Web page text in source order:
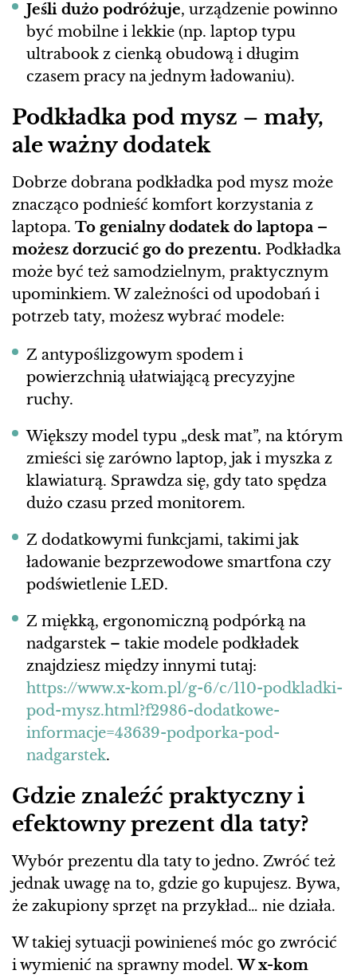
Jeśli dużo podróżuje, urządzenie powinno
być mobilne i lekkie (np. laptop typu
ultrabook z cienką obudową i długim
czasem pracy na jednym ładowaniu).
Podkładka pod mysz – mały,
ale ważny dodatek
Dobrze dobrana podkładka pod mysz może
znacząco podnieść komfort korzystania z
laptopa. To genialny dodatek do laptopa –
możesz dorzucić go do prezentu. Podkładka
może być też samodzielnym, praktycznym
upominkiem. W zależności od upodobań i
potrzeb taty, możesz wybrać modele:
Z antypoślizgowym spodem i
powierzchnią ułatwiającą precyzyjne
ruchy.
Większy model typu „desk mat”, na którym
zmieści się zarówno laptop, jak i myszka z
klawiaturą. Sprawdza się, gdy tato spędza
dużo czasu przed monitorem.
Z dodatkowymi funkcjami, takimi jak
ładowanie bezprzewodowe smartfona czy
podświetlenie LED.
Z miękką, ergonomiczną podpórką na
nadgarstek – takie modele podkładek
znajdziesz między innymi tutaj:
https://www.x-kom.pl/g-6/c/110-podkladki-
pod-mysz.html?f2986-dodatkowe-
informacje=43639-podporka-pod-
nadgarstek.
Gdzie znaleźć praktyczny i
efektowny prezent dla taty?
Wybór prezentu dla taty to jedno. Zwróć też
jednak uwagę na to, gdzie go kupujesz. Bywa,
że zakupiony sprzęt na przykład… nie działa.
W takiej sytuacji powinieneś móc go zwrócić
i wymienić na sprawny model.W x-kom